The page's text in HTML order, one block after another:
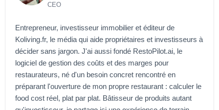
CEO
Entrepreneur, investisseur immobilier et éditeur de
Koliving.fr, le média qui aide propriétaires et investisseurs à
décider sans jargon. J'ai aussi fondé RestoPilot.ai, le
logiciel de gestion des coûts et des marges pour
restaurateurs, né d'un besoin concret rencontré en
préparant l'ouverture de mon propre restaurant : calculer le
food cost réel, plat par plat. Bâtisseur de produits autant